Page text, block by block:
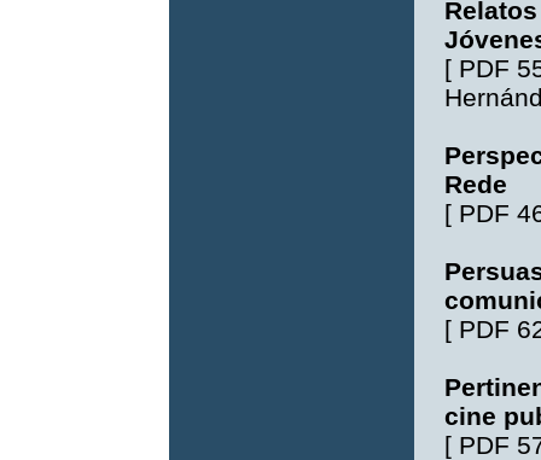
[ PDF
Rede
[ PDF
[ PDF
cine
[ PDF